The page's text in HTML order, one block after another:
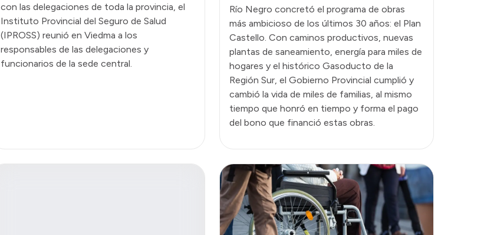
con las delegaciones de toda la provincia, el
Instituto Provincial del Seguro de Salud
(IPROSS) reunió en Viedma a los
responsables de las delegaciones y
funcionarios de la sede central.
Río Negro concretó el programa de obras
más ambicioso de los últimos 30 años: el Plan
Castello. Con caminos productivos, nuevas
plantas de saneamiento, energía para miles de
hogares y el histórico Gasoducto de la
Región Sur, el Gobierno Provincial cumplió y
cambió la vida de miles de familias, al mismo
tiempo que honró en tiempo y forma el pago
del bono que financió estas obras.